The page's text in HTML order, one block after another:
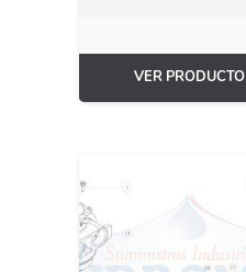
VER PRODUCTO